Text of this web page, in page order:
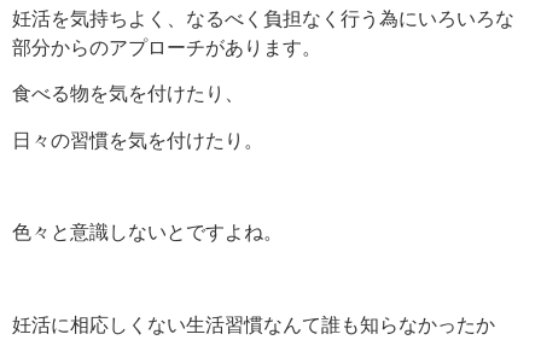
妊活を気持ちよく、なるべく負担なく行う為にいろいろな
部分からのアプローチがあります。
食べる物を気を付けたり、
日々の習慣を気を付けたり。
色々と意識しないとですよね。
妊活に相応しくない生活習慣なんて誰も知らなかったか